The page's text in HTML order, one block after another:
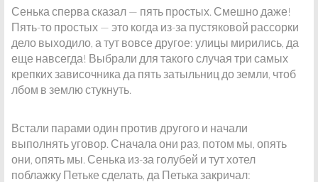
Сенька сперва сказал — пять простых. Смешно даже!
Пять-то простых — это когда из-за пустяковой рассорки
дело выходило, а тут вовсе другое: улицы мирились, да
еще навсегда! Выбрали для такого случая три самых
крепких зависочника да пять затыльниц до земли, чтоб
лбом в землю стукнуть.
Встали парами один против другого и начали
выполнять уговор. Сначала они раз, потом мы, опять
они, опять мы. Сенька из-за голубей и тут хотел
поблажку Петьке сделать, да Петька закричал: